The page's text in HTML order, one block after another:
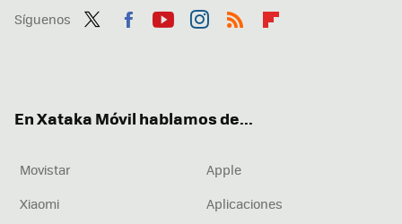
Síguenos
En Xataka Móvil hablamos de...
Movistar
Apple
Xiaomi
Aplicaciones